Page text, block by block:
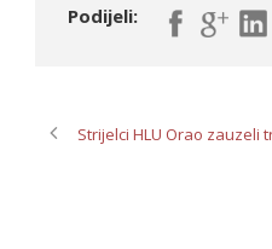
Podijeli:
Strijelci HLU Orao zauzeli